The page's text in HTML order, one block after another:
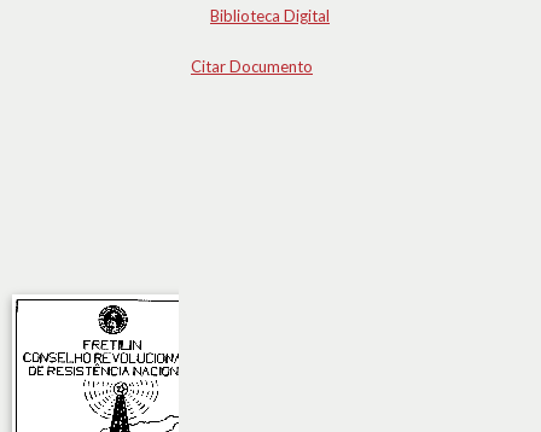
Biblioteca Digital
Citar Documento